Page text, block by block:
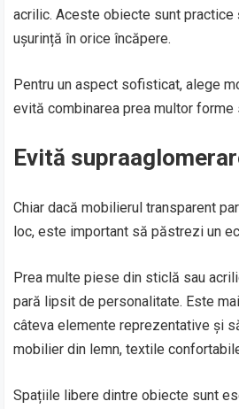
acrilic. Aceste obiecte sunt
ușurință în orice încăpere.
Pentru un aspect sofisticat, alege
evită combinarea prea multor
Evită
Chiar dacă mobilierul transparent
loc, este important să păstrezi un
Prea multe piese din sticlă sau
pară lipsit de personalitate. Este
câteva elemente reprezentative și
mobilier din lemn, textile
Spațiile libere dintre obiecte sunt